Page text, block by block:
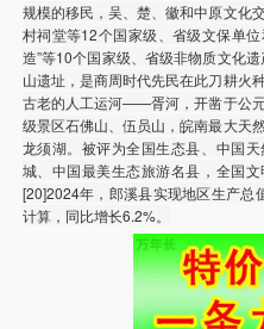
规模的移民，吴、楚、徽和中原文化
村祠堂等12个国家级、省级文保单位
造”等10个国家级、省级非物质文化
山遗址，是商周时代先民在此刀耕火
古老的人工运河——胥河，开凿于公
级景区石佛山、伍员山，皖南最大天
龙须湖。被评为全国生态县、中国
城、中国最美生态旅游名县，全国文
[20]2024年，郎溪县实现地区生产总
计算，同比增长6.2%。